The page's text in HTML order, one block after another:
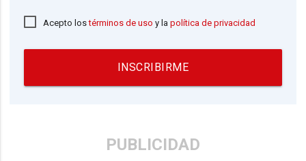
Acepto lostérminos de uso y lapolítica de privacidad
INSCRIBIRME
PUBLICIDAD